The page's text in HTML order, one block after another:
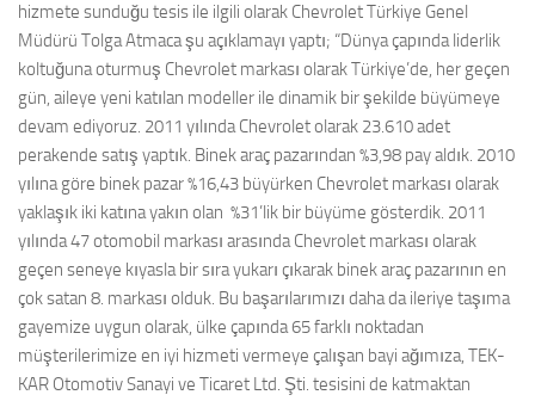
hizmete sunduğu tesis ile ilgili olarak Chevrolet Türkiye Genel
Müdürü Tolga Atmaca şu açıklamayı yaptı; “Dünya çapında liderlik
koltuğuna oturmuş Chevrolet markası olarak Türkiye’de, her geçen
gün, aileye yeni katılan modeller ile dinamik bir şekilde büyümeye
devam ediyoruz. 2011 yılında Chevrolet olarak 23.610 adet
perakende satış yaptık. Binek araç pazarından %3,98 pay aldık. 2010
yılına göre binek pazar %16,43 büyürken Chevrolet markası olarak
yaklaşık iki katına yakın olan %31’lik bir büyüme gösterdik. 2011
yılında 47 otomobil markası arasında Chevrolet markası olarak
geçen seneye kıyasla bir sıra yukarı çıkarak binek araç pazarının en
çok satan 8. markası olduk. Bu başarılarımızı daha da ileriye taşıma
gayemize uygun olarak, ülke çapında 65 farklı noktadan
müşterilerimize en iyi hizmeti vermeye çalışan bayi ağımıza, TEK-
KAR Otomotiv Sanayi ve Ticaret Ltd. Şti. tesisini de katmaktan